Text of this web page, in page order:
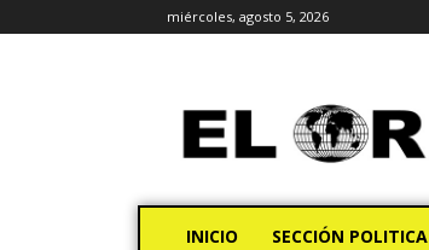
miércoles, agosto 5, 2026
INICIO SECCIÓN POLITICA